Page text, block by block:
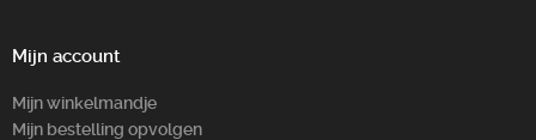
Mijn account
Mijn winkelmandje
Mijn bestelling opvolgen